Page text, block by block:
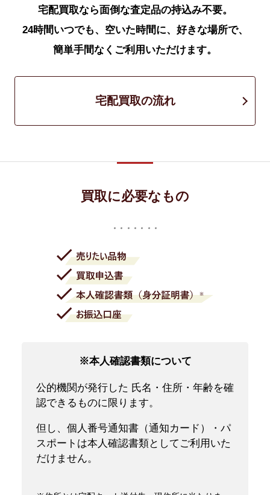
宅配買取なら面倒な査定品の持込み不要。
24時間いつでも、空いた時間に、好きな場所で、
簡単手間なくご利用いただけます。
宅配買取の流れ
買取に必要なもの
※本人確認書類について
公的機関が発行した 氏名・住所・年齢を確
認できるものに限ります。
但し、個人番号通知書（通知カード）・パ
スポートは本人確認書類としてご利用いた
だけません。